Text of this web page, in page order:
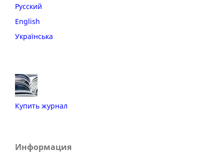
Русский
English
Українська
Купить журнал
Информация